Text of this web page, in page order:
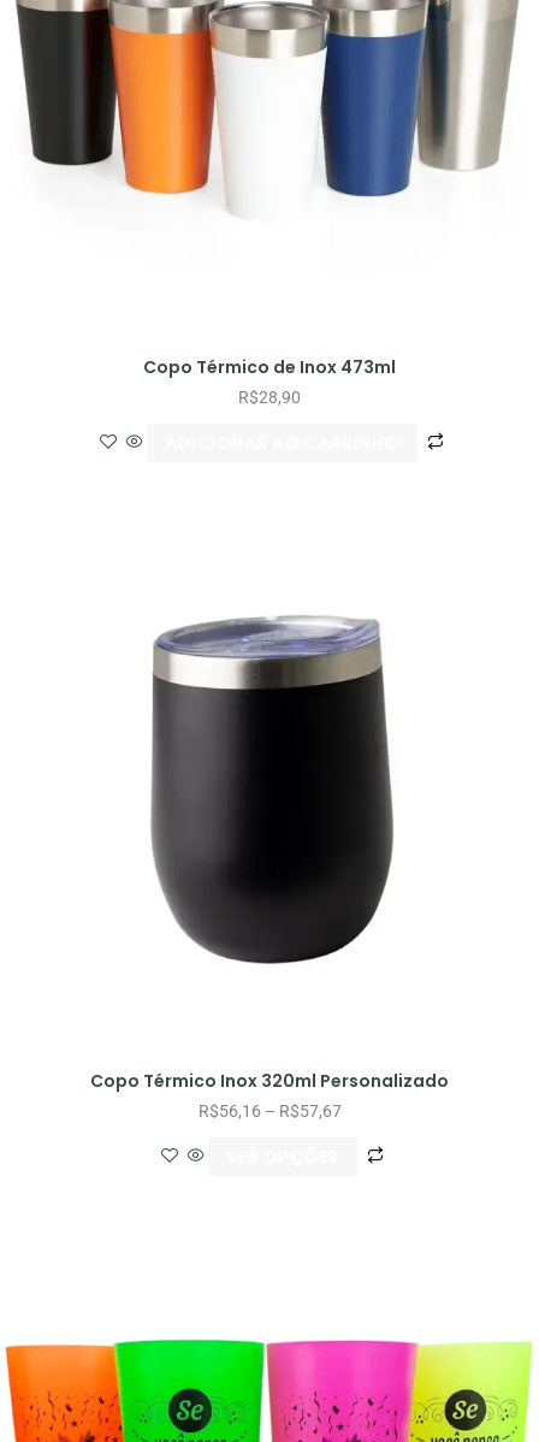
Copo Térmico de Inox 473ml
R$28,90
Copo Térmico Inox 320ml Personalizado
R$56,16 – R$57,67